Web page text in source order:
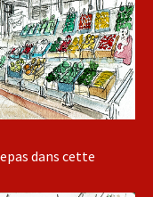
dans cette